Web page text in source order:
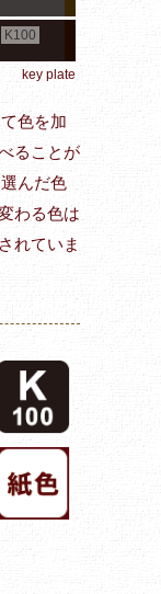
K100
key plate
色を加
ることが
んだ色
わる色は
れていま